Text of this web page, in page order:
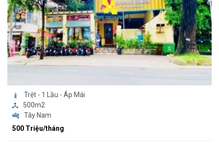
Trệt - 1 Lầu - Áp Mái
500m2
Tây Nam
500 Triệu/tháng